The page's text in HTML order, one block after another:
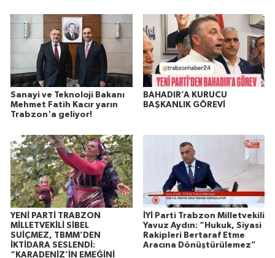
Sanayi ve Teknoloji Bakanı
Mehmet Fatih Kacır yarın
Trabzon'a geliyor!
BAHADIR’A KURUCU
BAŞKANLIK GÖREVİ
YENİ PARTİ TRABZON
MİLLETVEKİLİ SİBEL
SUİÇMEZ, TBMM’DEN
İKTİDARA SESLENDİ:
“KARADENİZ’İN EMEĞİNİ
İYİ Parti Trabzon Milletvekili
Yavuz Aydın: “Hukuk, Siyasi
Rakipleri Bertaraf Etme
Aracına Dönüştürülemez”